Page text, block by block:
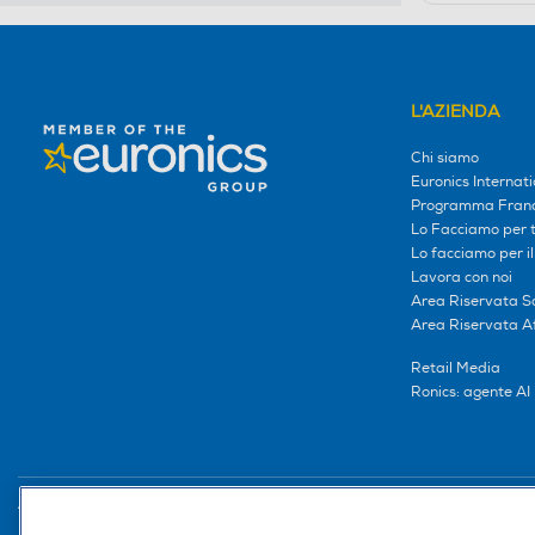
L'AZIENDA
Chi siamo
Euronics
Programma
Lo Facciamo per
Lo facciamo per
Lavora con noi
Area Riservata
Area Riservata
Retail Media
Ronics: agente AI
Trova negozio